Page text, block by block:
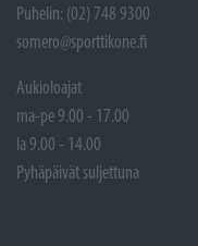
Puhelin: (02) 748 9300
somero@sporttikone.fi
Aukioloajat
ma-pe 9.00 - 17.00
la 9.00 - 14.00
Pyhäpäivät suljettuna